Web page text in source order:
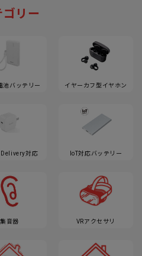
ゴリー
池バッテリー イヤーカフ型イヤホン
Delivery対応 IoT対応バッテリー
集音器 VRアクセサリ